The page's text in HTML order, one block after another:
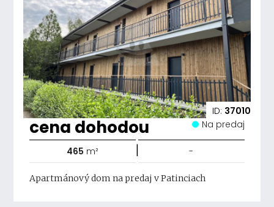
ID: 37010
cena dohodou Na predaj
465 m² | -
Apartmánový dom na predaj v Patinciach